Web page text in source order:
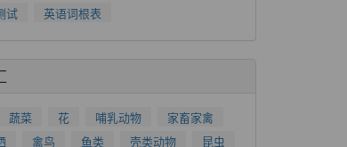
试
英语词根表
蔬菜 花 哺乳动物
家畜家禽
禽鸟 鱼类 壳类动物
昆虫